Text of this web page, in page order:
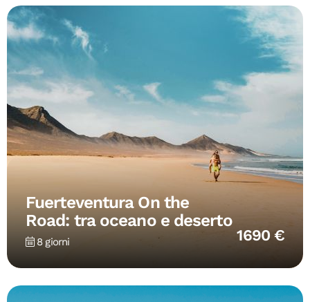
Fuerteventura On the
Road: tra oceano e deserto
8 giorni 1690 €